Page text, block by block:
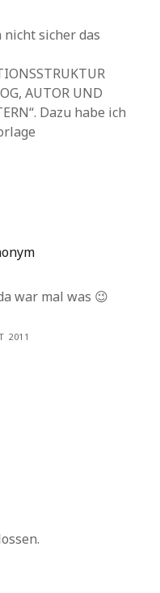
nicht sicher das
AUTOR UND
Dazu habe ich
war mal was 😉
2011